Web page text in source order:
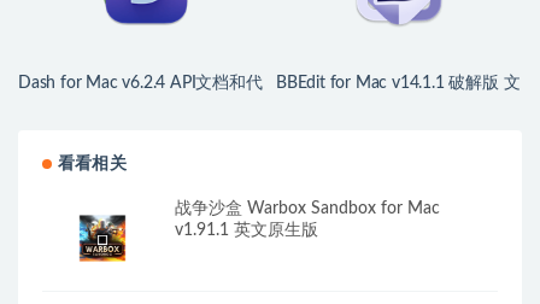
Dash for Mac v6.2.4 API文档和代
BBEdit for Mac v14.1.1 破解版 文
看看相关
战争沙盒 Warbox Sandbox for Mac
v1.91.1 英文原生版